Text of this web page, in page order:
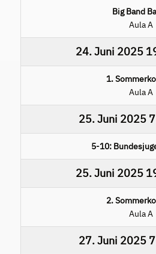
Big Band
Aula A
24. Juni 2025
1.
Aula A
25. Juni 2025
5-10:
25. Juni 2025
2.
Aula A
27. Juni 2025